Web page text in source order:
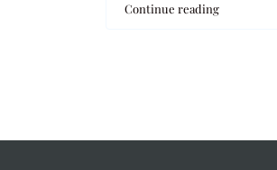
Continue reading